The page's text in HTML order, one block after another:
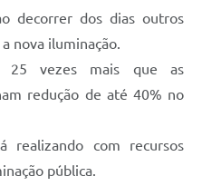
decorrer dos dias outros
nova iluminação.
25 vezes mais que as
redução de até 40% no
realizando com recursos
pública.